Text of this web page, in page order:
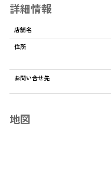
詳細情報
店舗名
住所
お問い合せ先
地図